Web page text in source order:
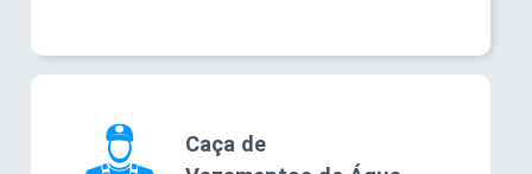
Caça de